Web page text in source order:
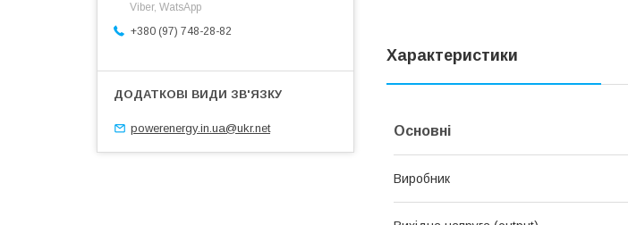
Характеристики
Основні
Виробник
Viber, WatsApp
+380 (97) 748-28-82
powerenergy.in.ua@ukr.net